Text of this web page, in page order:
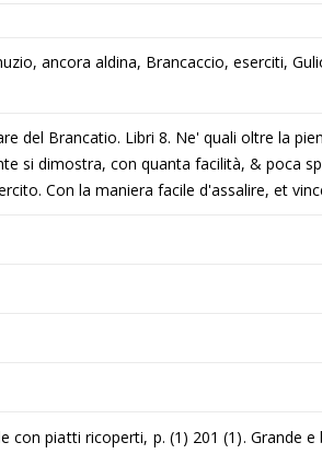
ancora aldina, Brancaccio, eserciti,
del Brancatio. Libri 8. Ne' quali oltre la
si dimostra, con quanta facilità, & poca
Con la maniera facile d'assalire, et
con piatti ricoperti, p. (1) 201 (1). Grande